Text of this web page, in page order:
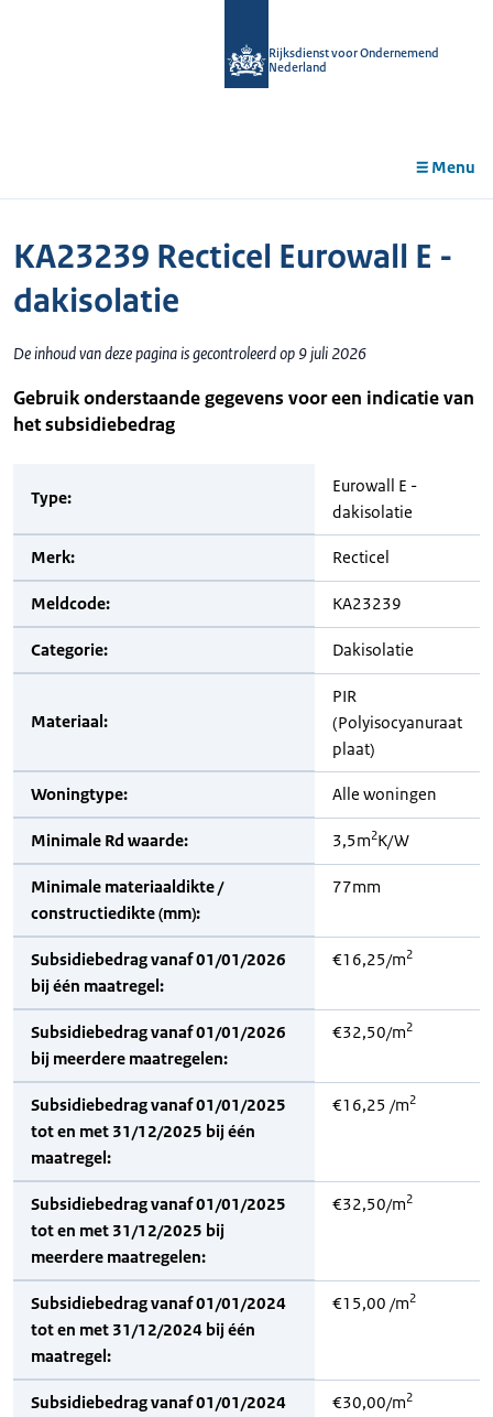
Rijksdienst voor Ondernemend
Nederland
Menu
KA23239 Recticel Eurowall E -
dakisolatie
De inhoud van deze pagina is gecontroleerd op 9 juli 2026
Gebruik onderstaande gegevens voor een indicatie van
het subsidiebedrag
Type:
Eurowall E -
dakisolatie
Merk: Recticel
Meldcode: KA23239
Categorie: Dakisolatie
Materiaal:
PIR
(Polyisocyanuraat
plaat)
Woningtype: Alle woningen
Minimale Rd waarde: 3,5m2K/W
Minimale materiaaldikte /
constructiedikte (mm):
77mm
Subsidiebedrag vanaf 01/01/2026
bij één maatregel:
€16,25/m2
Subsidiebedrag vanaf 01/01/2026
bij meerdere maatregelen:
€32,50/m2
Subsidiebedrag vanaf 01/01/2025
tot en met 31/12/2025 bij één
maatregel:
€16,25 /m2
Subsidiebedrag vanaf 01/01/2025
tot en met 31/12/2025 bij
meerdere maatregelen:
€32,50/m2
Subsidiebedrag vanaf 01/01/2024
tot en met 31/12/2024 bij één
maatregel:
€15,00 /m2
Subsidiebedrag vanaf 01/01/2024
€30,00/m2